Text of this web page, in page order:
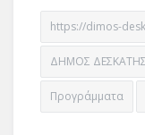
https://dimos-
ΔΗΜΟΣ ΔΕΣΚΑΤΗΣ
Προγράμματα